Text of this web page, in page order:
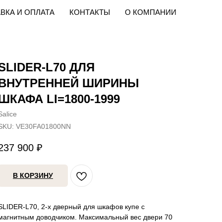
И ОПЛАТА КОНТАКТЫ О КОМПАНИИ
L70 ДЛЯ
ШИРИНЫ
LI=1800-1999
VE30FA01800NN
900 ₽
В КОРЗИНУ
L70, 2-х дверный для шкафов купе с
доводчиком. Максимальный вес двери 70